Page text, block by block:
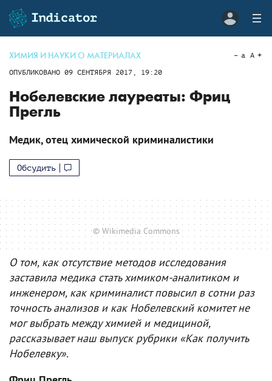
ХИМИЯ И НАУКИ О МАТЕРИАЛАХ
ОПУБЛИКОВАНО 09 СЕНТЯБРЯ 2017, 19:20
a A
Нобелевские лауреаты: Фриц
Прегль
Медик, отец химической криминалистики
Обсудить
© Wikimedia Commons
О том, как отсутствие методов исследования
заставила медика стать химиком-аналитиком и
инженером, как криминалист повысил в сотни раз
точность анализов и как Нобелевский комитет не
мог выбрать между химией и медициной,
рассказывает наш выпуск рубрики «Как получить
Нобелевку».